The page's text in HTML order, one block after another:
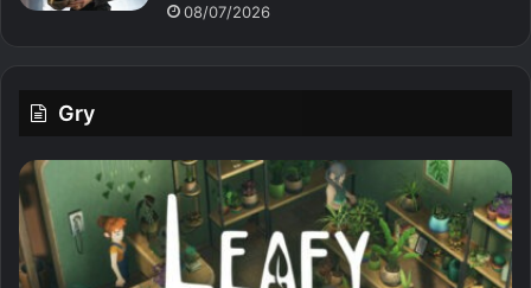
08/07/2026
Gry